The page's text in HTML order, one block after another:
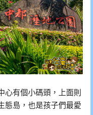
心有個小碼頭，上面則
態島，也是孩子們最愛